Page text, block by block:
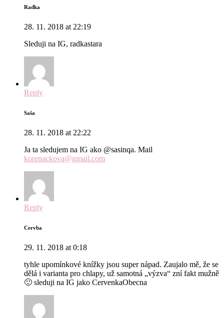
Radka
28. 11. 2018 at 22:19
Sleduji na IG, radkastara
Reply
Saša
28. 11. 2018 at 22:22
Ja ta sledujem na IG ako @sasinqa. Mail
korenackova@gmail.com
Reply
Cervba
29. 11. 2018 at 0:18
tyhle upomínkové knížky jsou super nápad. Zaujalo mě, že se
dělá i varianta pro chlapy, už samotná „výzva“ zní fakt mužně
🙂 sleduji na IG jako CervenkaObecna